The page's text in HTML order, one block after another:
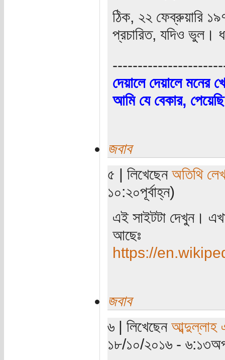
ঠিক, ২২ ফেব্রুয়ারি
প্রচারিত, যদিও ভুল।
দেয়ালে দেয়ালে মনের
আমি যে বেকার,
জবাব
৫ | লিখেছেন অতিথি
১০:২০পূর্বাহ্ন)
এই সাইটটা দেখুন।
আছেঃ
https://
জবাব
৬ | লিখেছেন আব্দুল্লাহ
১৮/১০/২০১৬ -